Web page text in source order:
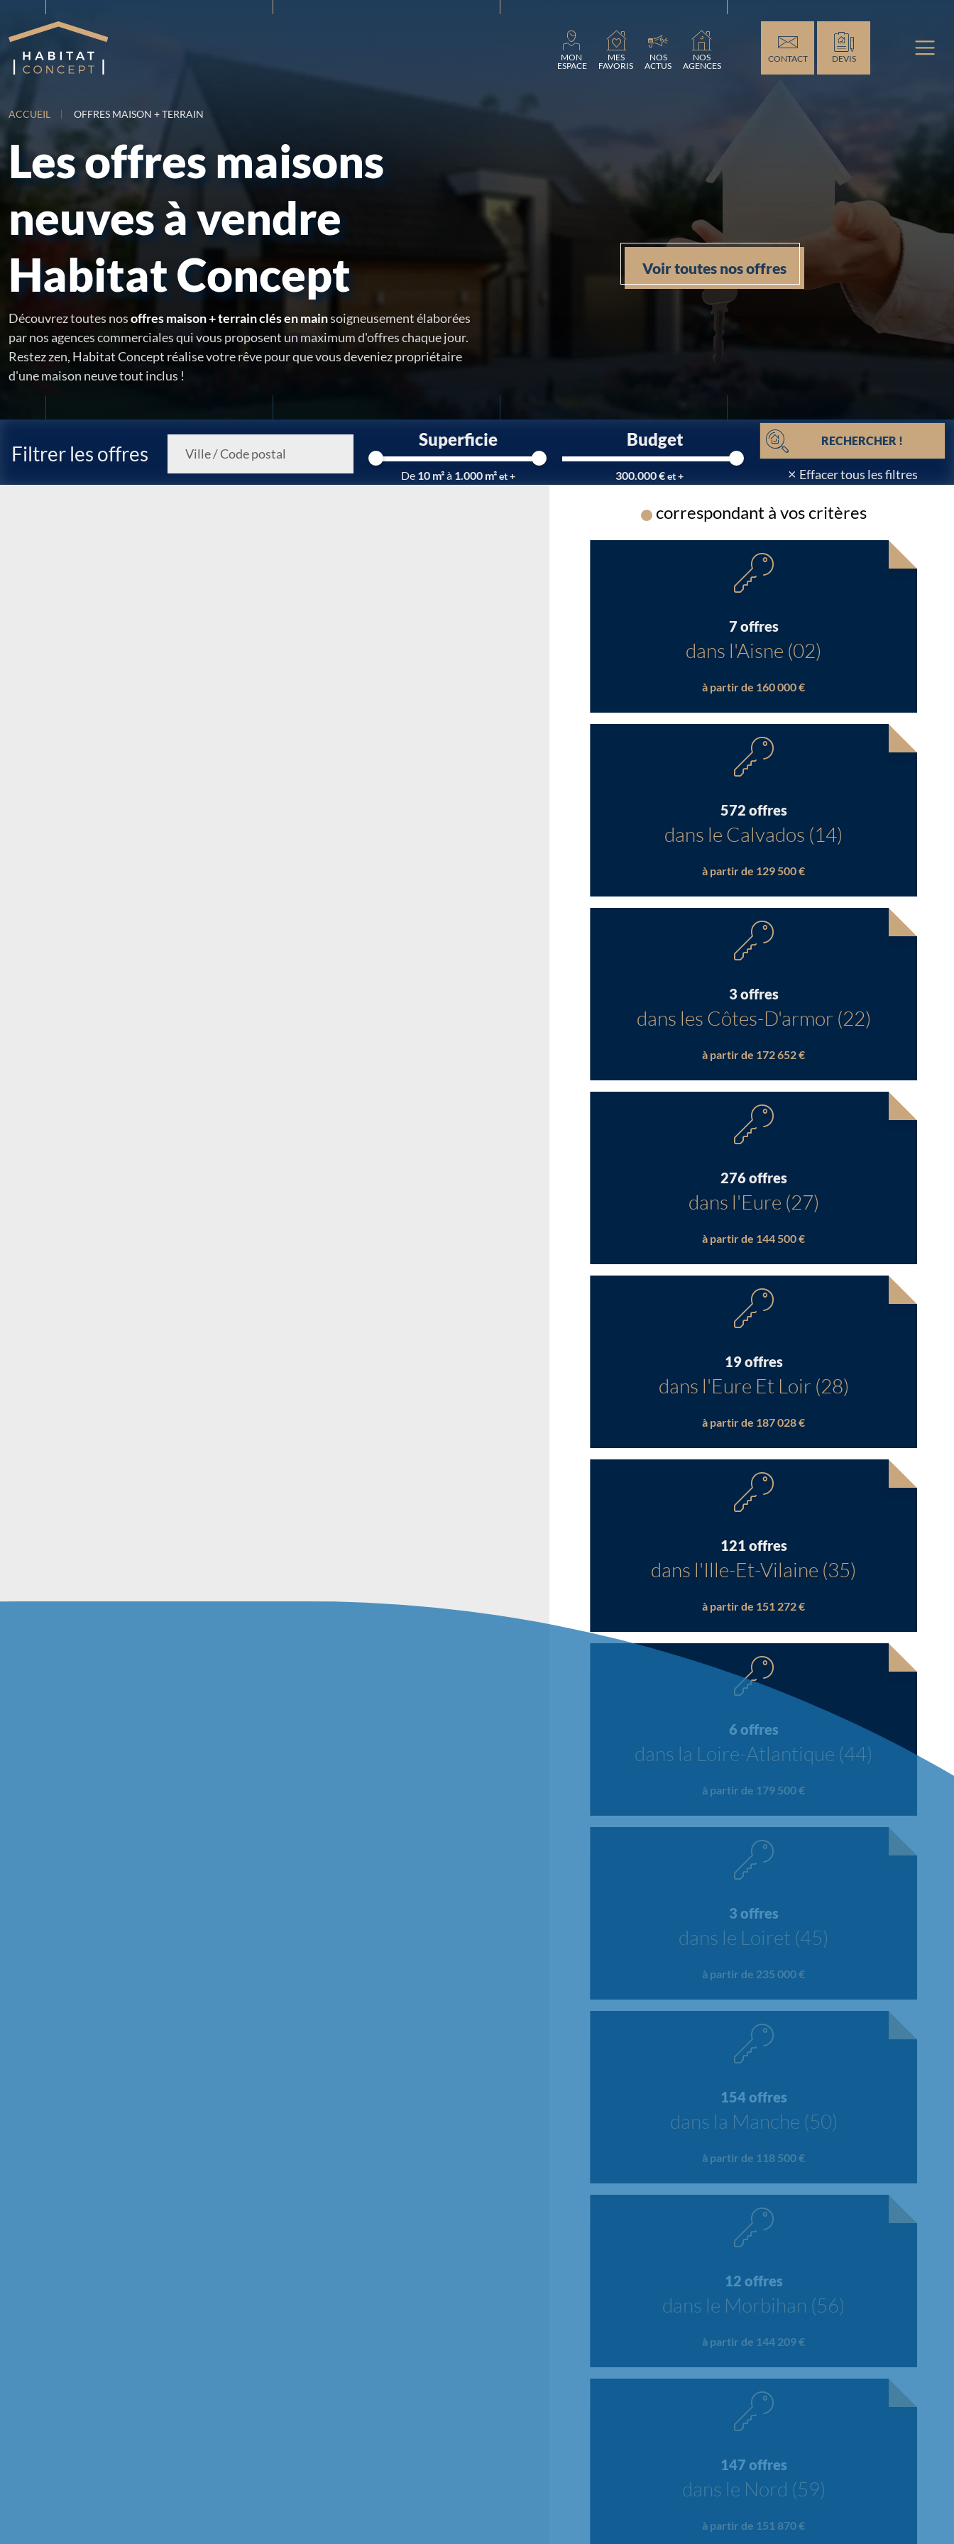
MON
ESPACE
Chargement...
MES
FAVORIS
NOS
ACTUS
NOS
AGENCES
CONTACT DEVIS
ACCUEIL OFFRES MAISON + TERRAIN
Les offres maisons
neuves à vendre
Habitat Concept
Découvrez toutes nosoffres maison + terrain clés en mainsoigneusement élaborées
par nos agences commerciales qui vous proposent un maximum d'offres chaque jour.
Restez zen, Habitat Concept réalise votre rêve pour que vous deveniez propriétaire
d'une maison neuve tout inclus !
Voir toutes nos offres
Filtrer les offres
Superficie
De 10 m²à 1.000 m²et +
Budget
300.000 €et +
RECHERCHER !
× Effacer tous les filtres
Chargement...
correspondant à vos critères
7 offres
dans l'Aisne (02)
à partir de 160 000 €
572 offres
dans le Calvados (14)
à partir de 129 500 €
3 offres
dans les Côtes-D'armor (22)
à partir de 172 652 €
276 offres
dans l'Eure (27)
à partir de 144 500 €
19 offres
dans l'Eure Et Loir (28)
à partir de 187 028 €
121 offres
dans l'Ille-Et-Vilaine (35)
à partir de 151 272 €
6 offres
dans la Loire-Atlantique (44)
à partir de 179 500 €
3 offres
dans le Loiret (45)
à partir de 235 000 €
154 offres
dans la Manche (50)
à partir de 118 500 €
12 offres
dans le Morbihan (56)
à partir de 144 209 €
147 offres
dans le Nord (59)
à partir de 151 870 €